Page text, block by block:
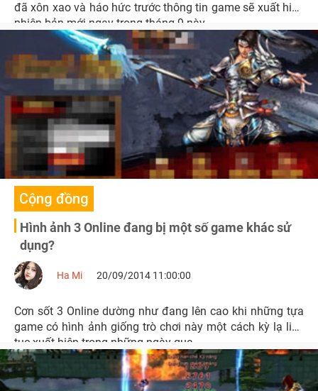
đã xôn xao và háo hức trước thông tin game sẽ xuất hiện
phiên bản mới ngay trong tháng 9 này.
Cộng đồng
Hình ảnh 3 Online đang bị một số game khác sử
dụng?
Ha Mi 20/09/2014 11:00:00
Cơn sốt 3 Online dường như đang lên cao khi những tựa
game có hình ảnh giống trò chơi này một cách kỳ lạ liên
tục xuất hiện trong những ngày qua.